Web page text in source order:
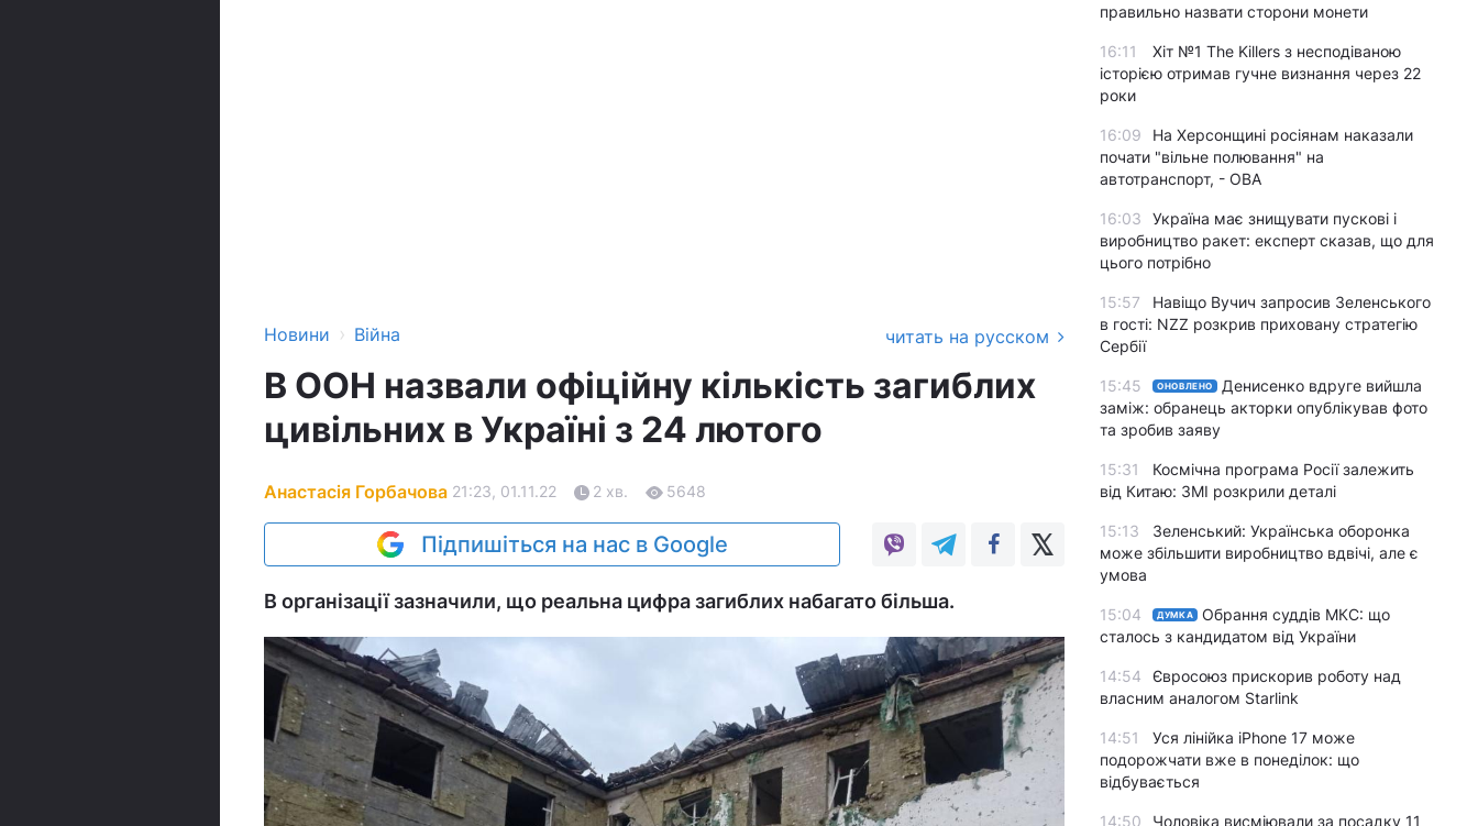
Новини › Війна читать на русском
В ООН назвали офіційну кількість загиблих
цивільних в Україні з 24 лютого
Анастасія Горбачова 21:23, 01.11.22 2 хв. 5648
Підпишіться на нас в Google
В організації зазначили, що реальна цифра загиблих набагато більша.
правильно назвати сторони монети
16:11
Хіт №1 The Killers з несподіваною
історією отримав гучне визнання через 22
роки
16:09
На Херсонщині росіянам наказали
почати "вільне полювання" на
автотранспорт, - ОВА
16:03
Україна має знищувати пускові і
виробництво ракет: експерт сказав, що для
цього потрібно
15:57
Навіщо Вучич запросив Зеленського
в гості: NZZ розкрив приховану стратегію
Сербії
15:45 ОНОВЛЕНО
Денисенко вдруге вийшла
заміж: обранець акторки опублікував фото
та зробив заяву
15:31
Космічна програма Росії залежить
від Китаю: ЗМІ розкрили деталі
15:13
Зеленський: Українська оборонка
може збільшити виробництво вдвічі, але є
умова
15:04 ДУМКА
Обрання суддів МКС: що
сталось з кандидатом від України
14:54
Євросоюз прискорив роботу над
власним аналогом Starlink
14:51
Уся лінійка iPhone 17 може
подорожчати вже в понеділок: що
відбувається
14:50 Чоловіка висміювали за посадку 11